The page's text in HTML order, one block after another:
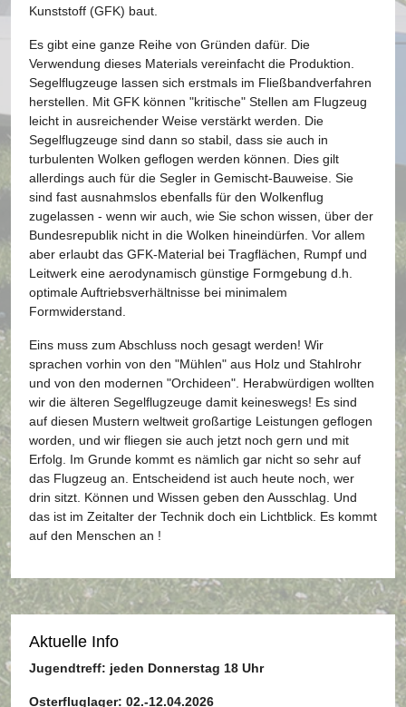
Kunststoff (GFK) baut.
Es gibt eine ganze Reihe von Gründen dafür. Die
Verwendung dieses Materials vereinfacht die Produktion.
Segelflugzeuge lassen sich erstmals im Fließbandverfahren
herstellen. Mit GFK können "kritische" Stellen am Flugzeug
leicht in ausreichender Weise verstärkt werden. Die
Segelflugzeuge sind dann so stabil, dass sie auch in
turbulenten Wolken geflogen werden können. Dies gilt
allerdings auch für die Segler in Gemischt-Bauweise. Sie
sind fast ausnahmslos ebenfalls für den Wolkenflug
zugelassen - wenn wir auch, wie Sie schon wissen, über der
Bundesrepublik nicht in die Wolken hineindürfen. Vor allem
aber erlaubt das GFK-Material bei Tragflächen, Rumpf und
Leitwerk eine aerodynamisch günstige Formgebung d.h.
optimale Auftriebsverhältnisse bei minimalem
Formwiderstand.
Eins muss zum Abschluss noch gesagt werden! Wir
sprachen vorhin von den "Mühlen" aus Holz und Stahlrohr
und von den modernen "Orchideen". Herabwürdigen wollten
wir die älteren Segelflugzeuge damit keineswegs! Es sind
auf diesen Mustern weltweit großartige Leistungen geflogen
worden, und wir fliegen sie auch jetzt noch gern und mit
Erfolg. Im Grunde kommt es nämlich gar nicht so sehr auf
das Flugzeug an. Entscheidend ist auch heute noch, wer
drin sitzt. Können und Wissen geben den Ausschlag. Und
das ist im Zeitalter der Technik doch ein Lichtblick. Es kommt
auf den Menschen an !
Aktuelle Info
Jugendtreff: jeden Donnerstag 18 Uhr
Osterfluglager: 02.-12.04.2026